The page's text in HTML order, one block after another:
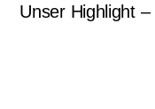
Unser Highlight –